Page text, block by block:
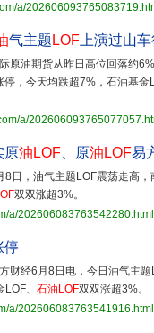
a/
气主题 LOF 上演过山
原油期货从昨日高位回落约
停，今天均跌超7%，石油基金
a/
原油LOF 、原油LOF易
8日，油气主题LOF震荡走高
双双涨超3%。
a/202606083763542280.html
停
财经6月8日电，今日油气主
、 石油LOF双双涨超3%。
a/202606083763541916.html